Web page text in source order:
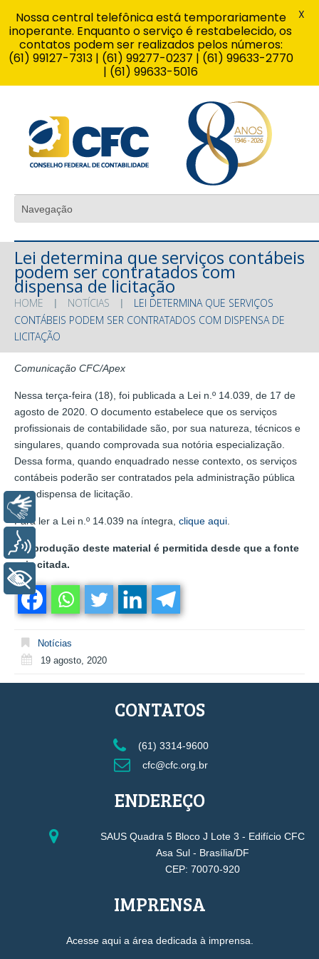
Lei determina que serviços contábeis
podem ser contratados com
dispensa de licitação
HOME NOTÍCIAS
LEI DETERMINA QUE SERVIÇOS
CONTÁBEIS PODEM SER CONTRATADOS COM DISPENSA DE
LICITAÇÃO
Comunicação CFC/Apex
Nessa terça-feira (18), foi publicada a Lei n.º 14.039, de 17 de
agosto de 2020. O documento estabelece que os serviços
profissionais de contabilidade são, por sua natureza, técnicos e
singulares, quando comprovada sua notória especialização.
Dessa forma, quando enquadrado nesse contexto, os serviços
contábeis poderão ser contratados pela administração pública
com dispensa de licitação.
Para ler a Lei n.º 14.039 na íntegra, clique aqui
A reprodução deste material é permitida desde que a fonte
seja citada.
Notícias
19 agosto, 2020
CONTATOS
(61) 3314-9600
cfc@cfc.org.br
ENDEREÇO
SAUS Quadra 5 Bloco J Lote 3 - Edifício CFC
Asa Sul - Brasília/DF
CEP: 70070-920
IMPRENSA
Acesse aqui a área dedicada à imprensa.
Nossa central telefônica está temporariamente
inoperante. Enquanto o serviço é restabelecido, os
contatos podem ser realizados pelos números:
(61) 99127-7313 | (61) 99277-0237 | (61) 99633-2770
| (61) 99633-5016
X
Voz